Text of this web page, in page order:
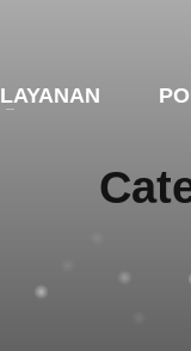
LAYANAN